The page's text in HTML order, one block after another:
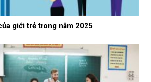
giới trẻ trong năm 2025